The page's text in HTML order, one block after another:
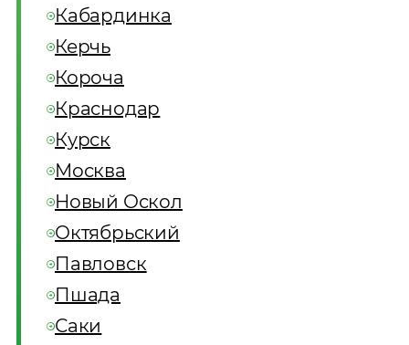
Кабардинка
Керчь
Короча
Краснодар
Курск
Москва
Новый Оскол
Октябрьский
Павловск
Пшада
Саки